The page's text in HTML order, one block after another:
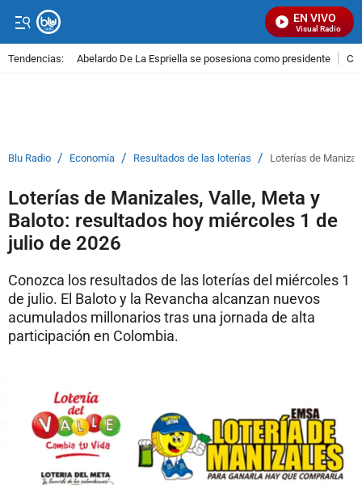
EN VIVO
Señal Visual Radio
Tendencias: Abelardo De La Espriella se posesiona como presidente
Blu Radio / Economía / Resultados de las loterías / Loterías de
Loterías de Manizales, Valle, Meta y
Baloto: resultados hoy miércoles 1 de
julio de 2026
Conozca los resultados de las loterías del miércoles 1
de julio. El Baloto y la Revancha alcanzan nuevos
acumulados millonarios tras una jornada de alta
participación en Colombia.